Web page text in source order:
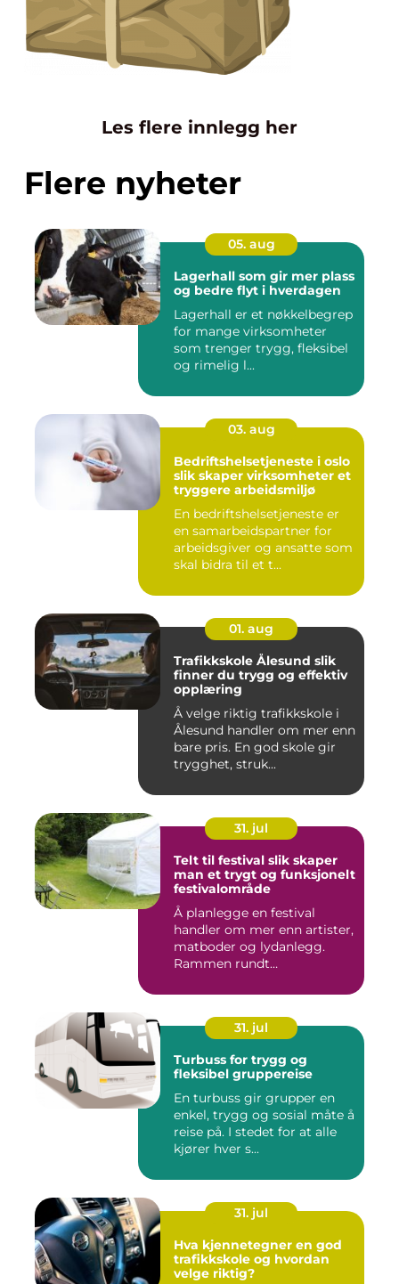
Les flere innlegg her
Flere nyheter
05. aug
Lagerhall som gir mer plass
og bedre flyt i hverdagen
Lagerhall er et nøkkelbegrep
for mange virksomheter
som trenger trygg, fleksibel
og rimelig l...
03. aug
Bedriftshelsetjeneste i oslo
slik skaper virksomheter et
tryggere arbeidsmiljø
En bedriftshelsetjeneste er
en samarbeidspartner for
arbeidsgiver og ansatte som
skal bidra til et t...
01. aug
Trafikkskole Ålesund slik
finner du trygg og effektiv
opplæring
Å velge riktig trafikkskole i
Ålesund handler om mer enn
bare pris. En god skole gir
trygghet, struk...
31. jul
Telt til festival slik skaper
man et trygt og funksjonelt
festivalområde
Å planlegge en festival
handler om mer enn artister,
matboder og lydanlegg.
Rammen rundt
31. jul
Turbuss for trygg og
fleksibel gruppereise
En turbuss gir grupper en
enkel, trygg og sosial måte å
reise på. I stedet for at alle
kjører hver s...
31. jul
Hva kjennetegner en god
trafikkskole og hvordan
velge riktig?